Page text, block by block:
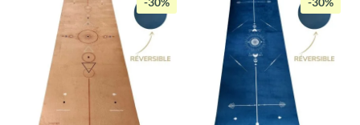
51,80€
à
116,00€.81,20€.